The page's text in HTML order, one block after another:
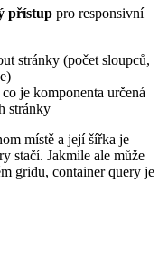
přístup pro responsivní
stránky (počet sloupců,
je komponenta určená
stránky
místě a její šířka je
stačí. Jakmile ale může
gridu, container query je